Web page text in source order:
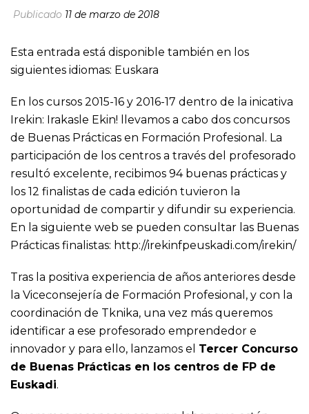
Publicado 11 de marzo de 2018
Esta entrada está disponible también en los
siguientes idiomas: Euskara
En los cursos 2015-16 y 2016-17 dentro de la inicativa
Irekin: Irakasle Ekin! llevamos a cabo dos concursos
de Buenas Prácticas en Formación Profesional. La
participación de los centros a través del profesorado
resultó excelente, recibimos 94 buenas prácticas y
los 12 finalistas de cada edición tuvieron la
oportunidad de compartir y difundir su experiencia.
En la siguiente web se pueden consultar las Buenas
Prácticas finalistas: http://irekinfpeuskadi.com/irekin/
Tras la positiva experiencia de años anteriores desde
la Viceconsejería de Formación Profesional, y con la
coordinación de Tknika, una vez más queremos
identificar a ese profesorado emprendedor e
innovador y para ello, lanzamos el Tercer Concurso
de Buenas Prácticas en los centros de FP de
Euskadi.